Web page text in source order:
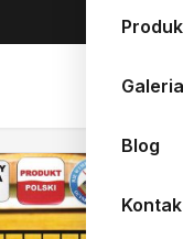
Galeria
Blog